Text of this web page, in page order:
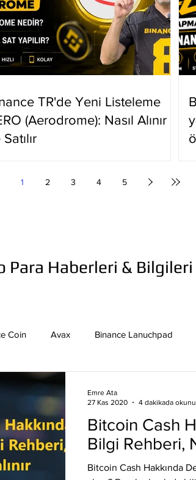
TR'de Yeni Listeleme
(Aerodrome): Nasıl Alınır
1 2 3 4 5
Para Haberleri & Bilgileri
Coin Avax Binance Lanuchpad
Binance Yeni Listeleme
Dash Cosmos Dogecoin
Bitcoin Cash
Bilgi Rehberi,
Bitcoin Cash Hakkında
Emre Ata
27 Kas 2020
4 dakikada